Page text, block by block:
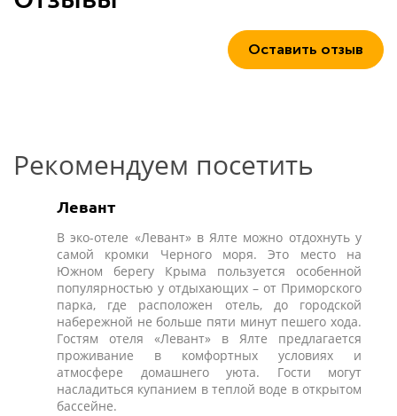
Оставить отзыв
Рекомендуем посетить
Левант
В эко-отеле «Левант» в Ялте можно отдохнуть у
самой кромки Черного моря. Это место на
Южном берегу Крыма пользуется особенной
популярностью у отдыхающих – от Приморского
парка, где расположен отель, до городской
набережной не больше пяти минут пешего хода.
Гостям отеля «Левант» в Ялте предлагается
проживание в комфортных условиях и
атмосфере домашнего уюта. Гости могут
насладиться купанием в теплой воде в открытом
бассейне.